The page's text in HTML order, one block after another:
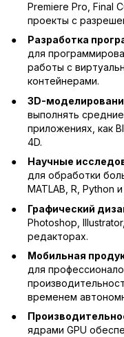
Premiere Pro, Final
проекты с
Разработка
для
работы с
контейнерами.
3D-
выполнять
приложениях, как
4D.
Научные
для обработки
MATLAB, R, Python
Графический
Photoshop,
редакторах.
Мобильная
для
временем
ядрами GPU